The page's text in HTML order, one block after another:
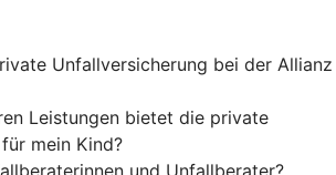
Unfallversicherung bei der Allianz
Leistungen bietet die private
mein Kind?